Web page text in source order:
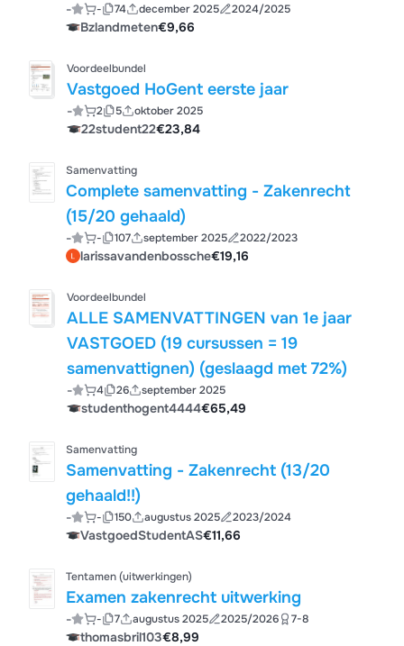
- - 74 december 2025 2024/2025
Bzlandmeten€9,66
Voordeelbundel
Vastgoed HoGent eerste jaar
- 2 5 oktober 2025
22student22€23,84
Samenvatting
Complete samenvatting - Zakenrecht
(15/20 gehaald)
- - 107 september 2025 2022/2023
larissavandenbossche€19,16
Voordeelbundel
ALLE SAMENVATTINGEN van 1e jaar
VASTGOED (19 cursussen = 19
samenvattignen) (geslaagd met 72%)
- 4 26 september 2025
studenthogent4444€65,49
Samenvatting
Samenvatting - Zakenrecht (13/20
gehaald!!)
- - 150 augustus 2025 2023/2024
VastgoedStudentAS€11,66
Tentamen (uitwerkingen)
Examen zakenrecht uitwerking
- - 7 augustus 2025 2025/2026 7-8
thomasbril103€8,99